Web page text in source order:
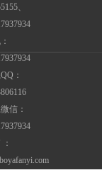
、
：
信：